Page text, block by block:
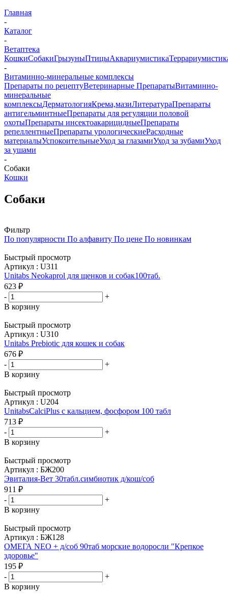
Главная
-
Каталог
-
Ветаптека
КошкиСобакиГрызуныПтицыАквариумистика
-
Витаминно-минеральные комплексы
Препараты по рецептуВетеринарные ПрепаратыВитаминно-
минеральные
комплексыДерматологияКрема,мазиЛитератураПрепараты
антигельминтныеПрепараты для регуляции половой
охотыПрепараты инсектоакарицидныеПрепараты
репеллентныеПрепараты урологическиеРасходные
материалыУспокоительныеУход за глазамиУход за зубамиУход
за ушами
-
Собаки
Кошки
Собаки
Фильтр
По популярности По алфавиту По цене По новинкам
Быстрый просмотр
Артикул : U311
Unitabs Neokaprol для щенков и собак100таб.
623 ₽
-
+
В корзину
Быстрый просмотр
Артикул : U310
Unitabs Prebiotic для кошек и собак
676 ₽
-
+
В корзину
Быстрый просмотр
Артикул : U204
UnitabsCalciPlus с кальцием, фосфором 100 табл
713 ₽
-
+
В корзину
Быстрый просмотр
Артикул : БЖ200
Эвиталия-Вет 30табл.симбиотик д/кош/соб
911 ₽
-
+
В корзину
Быстрый просмотр
Артикул : БЖ128
ОМЕГА NEO + д/соб 90таб морские водоросли "Крепкое
здоровье"
195 ₽
-
+
В корзину